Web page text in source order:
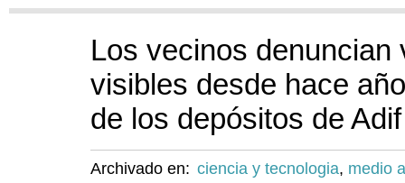
Los vecinos denuncian
visibles desde hace
de los depósitos de Adif
Archivado en: ciencia y tecnologia, medio